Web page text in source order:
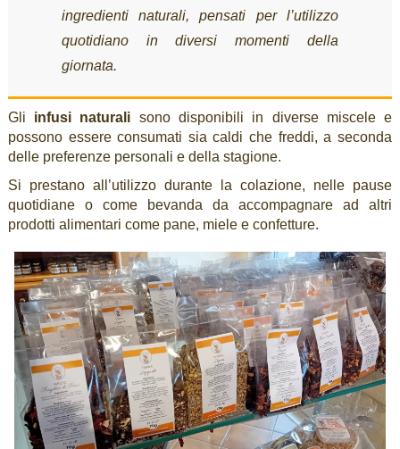
ingredienti naturali, pensati per l’utilizzo
quotidiano in diversi momenti della
giornata.
Gli infusi naturali sono disponibili in diverse miscele e
possono essere consumati sia caldi che freddi, a seconda
delle preferenze personali e della stagione.
Si prestano all’utilizzo durante la colazione, nelle pause
quotidiane o come bevanda da accompagnare ad altri
prodotti alimentari come pane, miele e confetture.